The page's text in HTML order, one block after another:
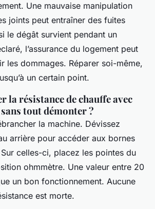
Une mauvaise manipulation
joints peut entraîner des fuites
le dégât survient pendant un
l’assurance du logement peut
les dommages. Réparer soi-même,
un certain point.
la résistance de chauffe avec
tout démonter ?
la machine. Dévissez
arrière pour accéder aux bornes
celles-ci, placez les pointes du
ohmmètre. Une valeur entre 20
un bon fonctionnement. Aucune
est morte.